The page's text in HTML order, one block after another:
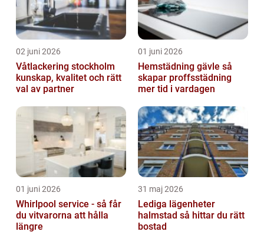
02 juni 2026
Våtlackering stockholm
kunskap, kvalitet och rätt
val av partner
01 juni 2026
Hemstädning gävle så
skapar proffsstädning
mer tid i vardagen
01 juni 2026
Whirlpool service - så får
du vitvarorna att hålla
längre
31 maj 2026
Lediga lägenheter
halmstad så hittar du rätt
bostad